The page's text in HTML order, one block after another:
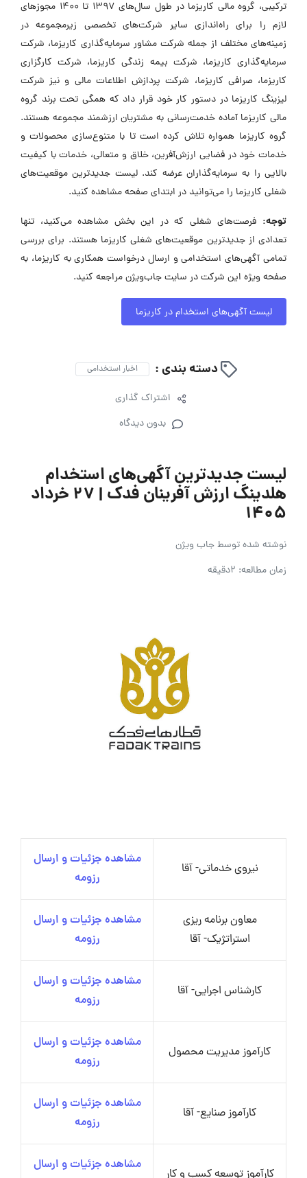
ترکیبی، گروه مالی کاریزما در طول سال‌های 1397 تا 1400 مجوزهای
لازم را برای راه‌اندازی سایر شرکت‌های تخصصی زیرمجموعه در
زمینه‌های مختلف از جمله شرکت مشاور سرمایه‌گذاری کاریزما، شرکت
سرمایه‌گذاری کاریزما، شرکت بیمه زندگی کاریزما، شرکت کارگزاری
کاریزما، صرافی کاریزما، شرکت پردازش اطلاعات مالی و نیز شرکت
لیزینگ کاریزما در دستور کار خود قرار داد که همگی تحت برند گروه
مالی کاریزما آماده خدمت‌رسانی به مشتریان ارزشمند مجموعه هستند.
گروه کاریزما همواره تلاش کرده است تا با متنوع‌سازی محصولات و
خدمات خود در فضایی ارزش‌آفرین، خلاق و متعالی، خدمات با کیفیت
بالایی را به سرمایه‌گذاران عرضه کند. لیست جدیدترین موقعیت‌های
شغلی کاریزما را می‌توانید در ابتدای صفحه مشاهده کنید.
توجه: فرصت‌های شغلی که در این بخش مشاهده می‌کنید، تنها
تعدادی از جدیدترین موقعیت‌های شغلی کاریزما هستند. برای بررسی
تمامی آگهی‌های استخدامی و ارسال درخواست همکاری به کاریزما، به
صفحه ویژه این شرکت در سایت جاب‌ویژن مراجعه کنید.
لیست آگهی‌های استخدام در کاریزما
دسته بندی : اخبار استخدامی
اشتراک گذاری
بدون دیدگاه
لیست جدیدترین آگهی‌های استخدام
هلدینگ ارزش آفرینان فدک | ۲۷ خرداد
۱۴۰۵
نوشته شده توسطجاب ویژن
زمان مطالعه: 2دقیقه
نیروی خدماتی- آقا
مشاهده جزئیات و ارسال
رزومه
معاون برنامه ریزی
استراتژیک- آقا
مشاهده جزئیات و ارسال
رزومه
کارشناس اجرایی- آقا
مشاهده جزئیات و ارسال
رزومه
کارآموز مدیریت محصول
مشاهده جزئیات و ارسال
رزومه
کارآموز صنایع- آقا
مشاهده جزئیات و ارسال
رزومه
کارآموز توسعه کسب و کار
مشاهده جزئیات و ارسال